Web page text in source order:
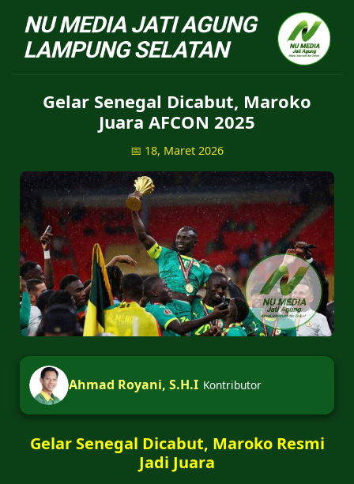
NU Jatiagung - Situs
Gelar Senegal Dicabut, Maroko
Juara AFCON 2025
📅 18, Maret 2026
Ahmad Royani, S.H.I Kontributor
Gelar Senegal Dicabut, Maroko Resmi
Jadi Juara